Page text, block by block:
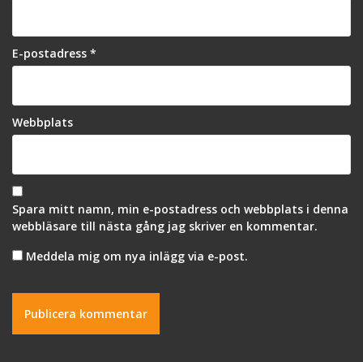
E-postadress *
Webbplats
Spara mitt namn, min e-postadress och webbplats i denna
webbläsare till nästa gång jag skriver en kommentar.
Meddela mig om nya inlägg via e-post.